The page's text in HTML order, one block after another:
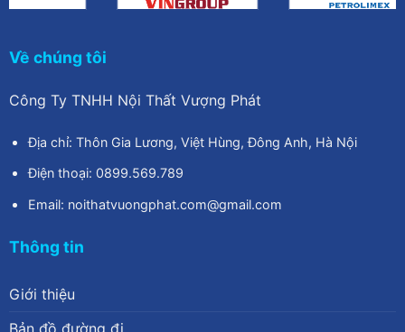
Về chúng tôi
Công Ty TNHH Nội Thất Vượng Phát
Địa chỉ: Thôn Gia Lương, Việt Hùng, Đông Anh, Hà Nội
Điện thoại: 0899.569.789
Email: noithatvuongphat.com@gmail.com
Thông tin
Giới thiệu